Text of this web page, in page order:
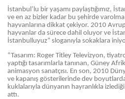
İstanbul’lu bir yaşamı paylaştığımız,
ve en az bizler kadar bu şehirde
hayvanlarına dikkat çekiyor. 2010
hayvanlar da sürece dahil oluyor ve
İstanbulluyuz” sloganıyla sokaklara
“Tasarım: Roger Titley Televizyon,
yaptığı tasarımlarla tanınan, Güney
animasyon sanatçısı. En son, 2010
ve kapanış gösterilerinde dev
kuklalarıyla dünyanın hayranlıkla
attı.